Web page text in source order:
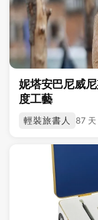
妮塔安巴尼威
度工藝
輕裝旅書人 87 天